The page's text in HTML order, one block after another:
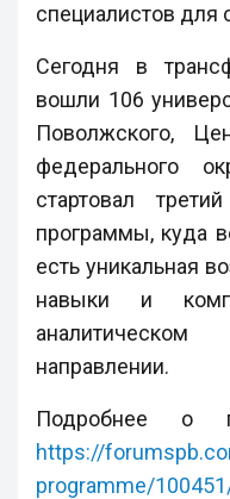
специалистов для
Сегодня в
вошли 106
Поволжского,
федерального
стартовал
программы, куда
есть уникальная
навыки и
направлении.
Подробнее о
https://
programme/